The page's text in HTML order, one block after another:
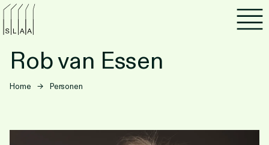
Rob van Essen
Home → Personen
Agenda
Programma's
Lezen
Luisteren